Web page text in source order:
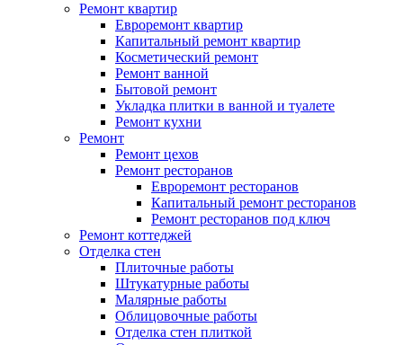
Ремонт квартир
Евроремонт квартир
Капитальный ремонт квартир
Косметический ремонт
Ремонт ванной
Бытовой ремонт
Укладка плитки в ванной и туалете
Ремонт кухни
Ремонт
Ремонт цехов
Ремонт ресторанов
Евроремонт ресторанов
Капитальный ремонт ресторанов
Ремонт ресторанов под ключ
Ремонт коттеджей
Отделка стен
Плиточные работы
Штукатурные работы
Малярные работы
Облицовочные работы
Отделка стен плиткой